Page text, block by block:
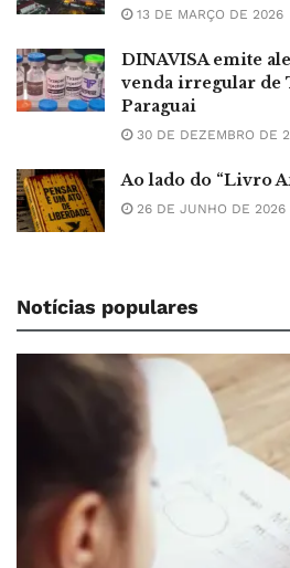
13 DE MARÇO DE 2026
DINAVISA emite
venda irregular de
Paraguai
30 DE DEZEMBRO DE
Ao lado do “Livro
26 DE JUNHO DE 2026
Notícias populares